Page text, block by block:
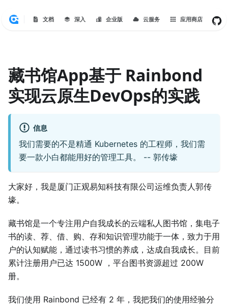
文档 深入 企业版 云服务 应用商店
藏书馆App基于 Rainbond
实现云原生DevOps的实践
信息
我们需要的不是精通 Kubernetes 的工程师，我们需
要一款小白都能用好的管理工具。 -- 郭传壕
大家好，我是厦门正观易知科技有限公司运维负责人郭传
壕。
藏书馆是一个专注用户自我成长的云端私人图书馆，集电子
书的读、荐、借、购、存和知识管理功能于一体，致力于用
户的认知赋能，通过读书习惯的养成，达成自我成长。目前
累计注册用户已达 1500W ，平台图书资源超过 200W
册。
我们使用 Rainbond 已经有 2 年，我把我们的使用经验分